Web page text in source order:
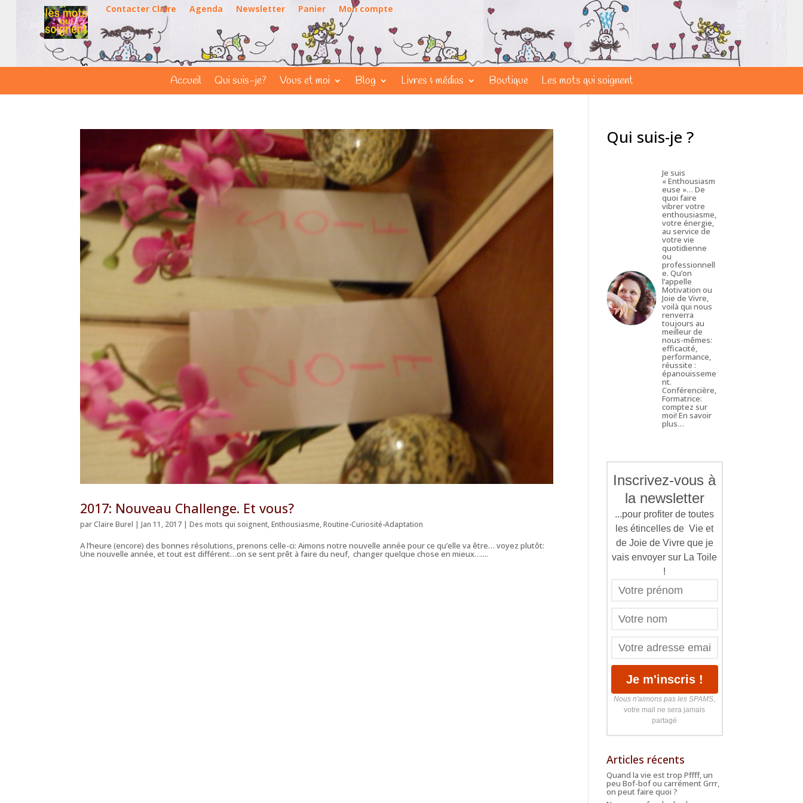
Contacter Claire Agenda Newsletter Panier Mon compte
Accueil Qui suis-je? Vous et moi Blog Livres & médias Boutique Les mots qui soignent
2017: Nouveau Challenge. Et vous?
parClaire Burel |Jan 11, 2017 |Des mots qui soignent,Enthousiasme,Routine-Curiosité-Adaptation
A l’heure (encore) des bonnes résolutions, prenons celle-ci: Aimons notre nouvelle année pour ce qu’elle va être… voyez plutôt:
Une nouvelle année, et tout est différent…on se sent prêt à faire du neuf, changer quelque chose en mieux…....
Qui suis-je ?
Je suis
« Enthousiasm
euse »… De
quoi faire
vibrer votre
enthousiasme,
votre énergie,
au service de
votre vie
quotidienne
ou
professionnell
e. Qu’on
l’appelle
Motivation ou
Joie de Vivre,
voilà qui nous
renverra
toujours au
meilleur de
nous-mêmes:
efficacité,
performance,
réussite :
épanouisseme
nt.
Conférencière,
Formatrice:
comptez sur
moi!En savoir
plus…
Inscrivez-vous à
la newsletter
...pour profiter de toutes
les étincelles de Vie et
de Joie de Vivre que je
vais envoyer sur La Toile
!
Nous n'aimons pas les SPAMS,
votre mail ne sera jamais
partagé
Articles récents
Quand la vie est trop Pffff, un
peu Bof-bof ou carrément Grrr,
on peut faire quoi ?